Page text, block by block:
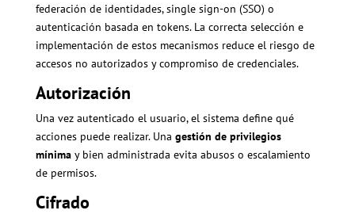
federación de identidades, single sign-on (SSO) o
autenticación basada en tokens. La correcta selección e
implementación de estos mecanismos reduce el riesgo de
accesos no autorizados y compromiso de credenciales.
Autorización
Una vez autenticado el usuario, el sistema define qué
acciones puede realizar. Una gestión de privilegios
mínimay bien administrada evita abusos o escalamiento
de permisos.
Cifrado